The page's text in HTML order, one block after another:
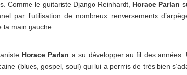
Comme le guitariste Django Reinhardt, Horace Parlan
par l’utilisation de nombreux renversements
la main gauche.
Horace Parlan a su développer au fil des années.
(blues, gospel, soul) qui lui a permis de très bien